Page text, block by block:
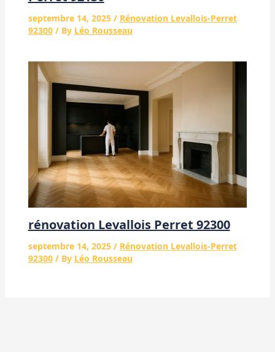
septembre 14, 2025 / Rénovation Levallois-Perret
92300/ By Léo Rousseau
rénovation Levallois Perret 92300
septembre 14, 2025 / Rénovation Levallois-Perret
92300/ By Léo Rousseau